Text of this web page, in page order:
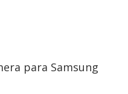
para Samsung